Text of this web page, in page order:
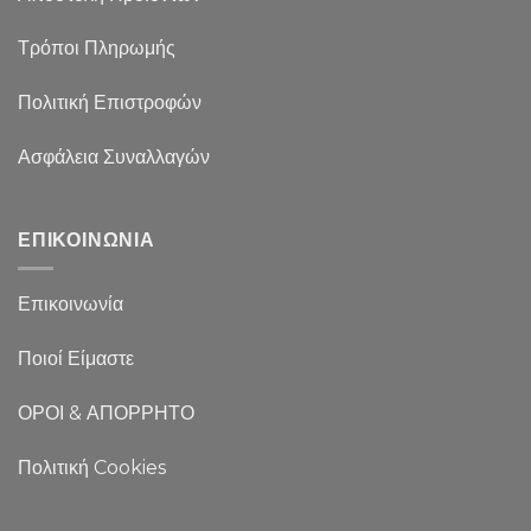
Τρόποι Πληρωμής
Πολιτική Επιστροφών
Ασφάλεια Συναλλαγών
ΕΠΙΚΟΙΝΩΝΙΑ
Επικοινωνία
Ποιοί Είμαστε
ΟΡΟΙ & ΑΠΟΡΡΗΤΟ
Πολιτική Cookies